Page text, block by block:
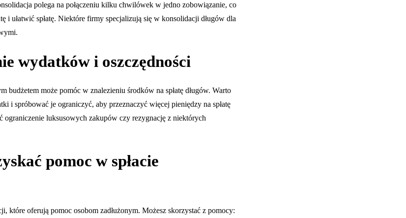
polega na połączeniu kilku chwilówek w jedno zobowiązanie, co
i ułatwić spłatę. Niektóre firmy specjalizują się w konsolidacji długów dla
wydatków i oszczędności
budżetem może pomóc w znalezieniu środków na spłatę długów. Warto
i spróbować je ograniczyć, aby przeznaczyć więcej pieniędzy na spłatę
ograniczenie luksusowych zakupów czy rezygnację z niektórych
pomoc w spłacie
które oferują pomoc osobom zadłużonym. Możesz skorzystać z pomocy: